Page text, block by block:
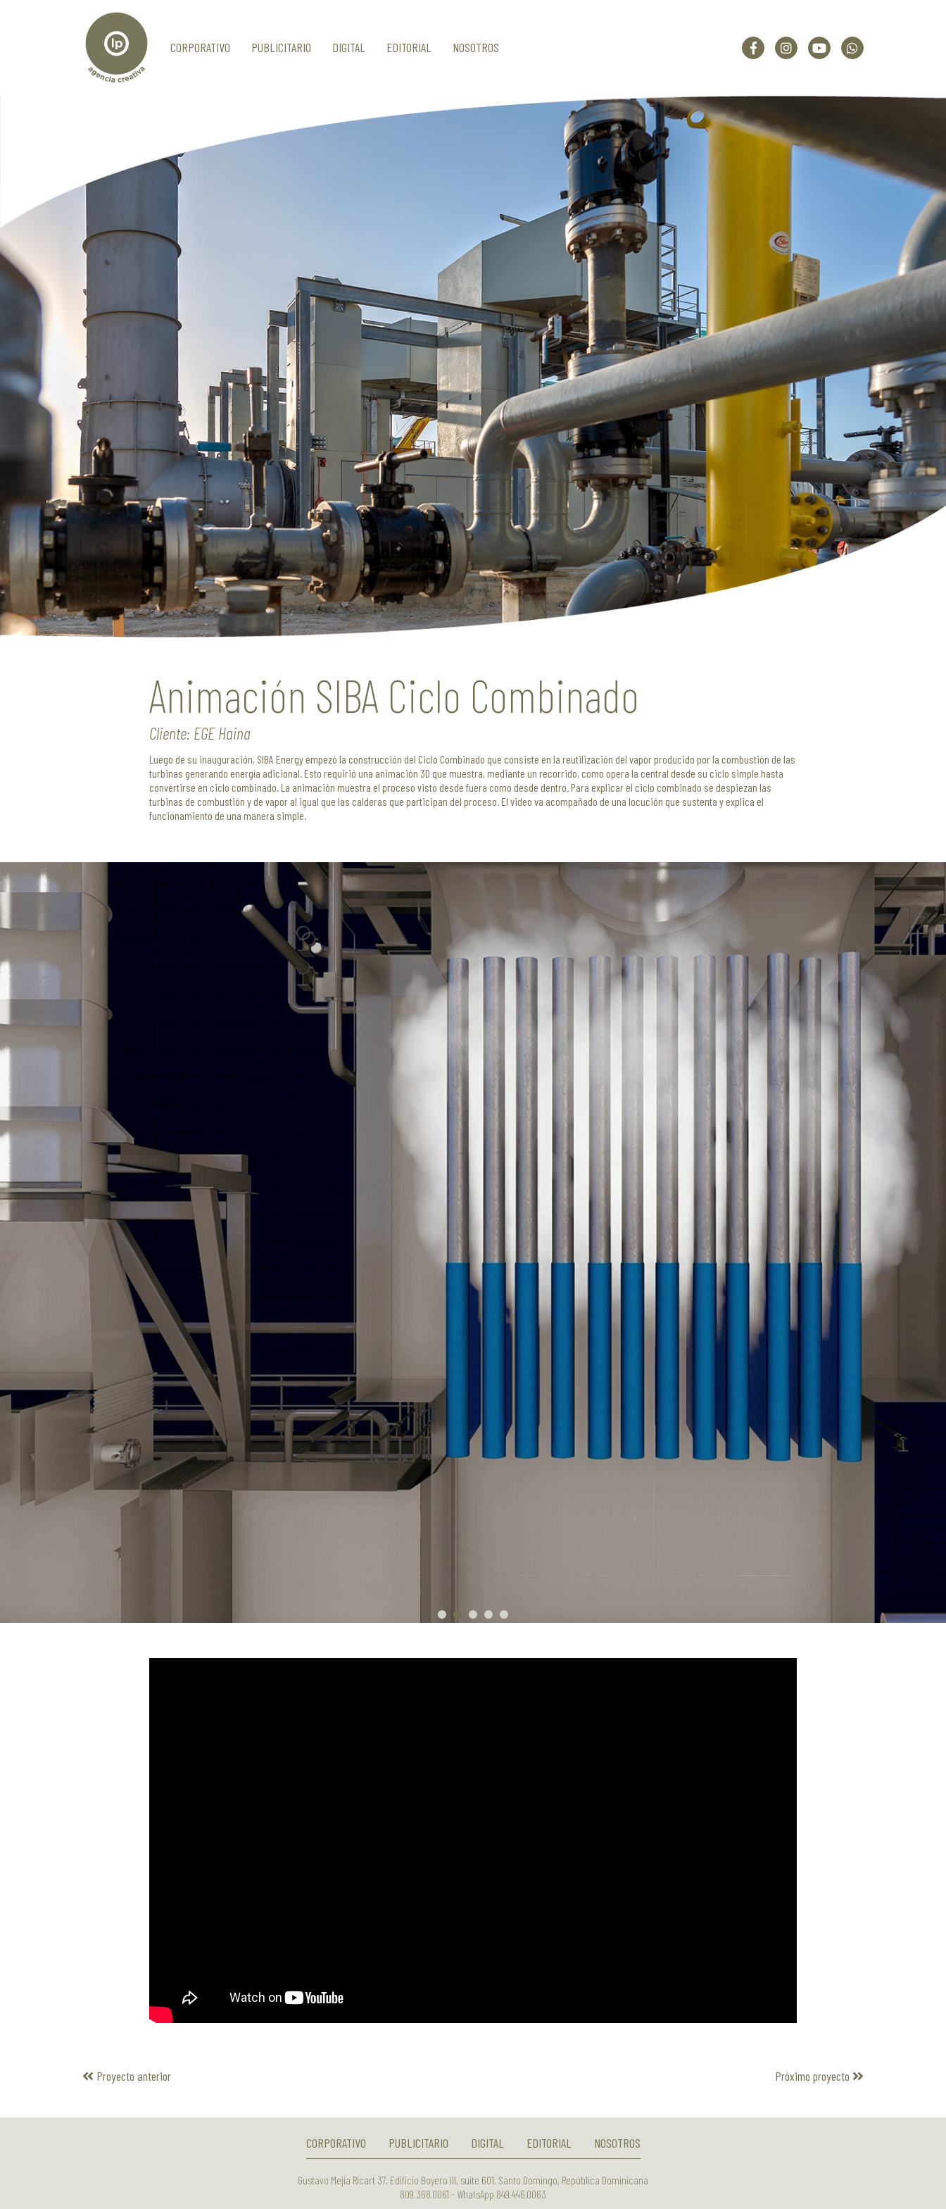
CORPORATIVO PUBLICITARIO DIGITAL EDITORIAL NOSOTROS
Animación SIBA Ciclo Combinado
Cliente: EGE Haina
Luego de su inauguración, SIBA Energy empezó la construcción del Ciclo Combinado que consiste en la reutilización del vapor producido por la combustión de las
turbinas generando energía adicional. Esto requirió una animación 3D que muestra, mediante un recorrido, como opera la central desde su ciclo simple hasta
convertirse en ciclo combinado. La animación muestra el proceso visto desde fuera como desde dentro. Para explicar el ciclo combinado se despiezan las
turbinas de combustión y de vapor al igual que las calderas que participan del proceso. El video va acompañado de una locución que sustenta y explica el
funcionamiento de una manera simple.
Proyecto anterior Próximo proyecto
CORPORATIVO PUBLICITARIO DIGITAL EDITORIAL NOSOTROS
Gustavo Mejía Ricart 37, Edificio Boyero III, suite 601, Santo Domingo, República Dominicana
809.368.0061 - WhatsApp 849.446.0063